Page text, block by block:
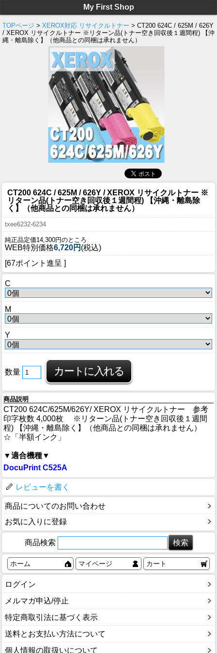
My First Shop
TOPページ > XEROX対応 リサイクルトナー > CT200 624C / 625M / 626Y
/ XEROX リサイクルトナー ※リターン品(トナー空き回収後１週間程) 【沖
縄・離島除く】（他商品との同梱は承れません）
CT200 624C / 625M / 626Y / XEROX リサイクルトナー ※
リターン品(トナー空き回収後１週間程) 【沖縄・離島除
く】（他商品との同梱は承れません）
txee6232-6234
純正品定価14,300円のところ
WEB特別価格6,720円 (税込)
[67ポイント進呈 ]
C
M
Y
数量
商品説明
CT200 624C/625M/626Y/ XEROX リサイクルトナー 参考
印字枚数 4,000枚 ※リターン品(トナー空き回収後１週間
程) 【沖縄・離島除く】（他商品との同梱は承れません）
☆「半額インク」
▼適合機種▼
DocuPrint C525A
レビューを書く
商品についてのお問い合わせ
お気に入りに登録
商品検索
ホーム マイページ カート
ログイン
メルマガ申込/停止
特定商取引法に基づく表示
送料とお支払い方法について
個人情報の取扱いについて